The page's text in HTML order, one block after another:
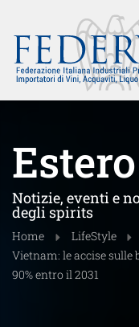
Estero
Notizie, eventi e
degli spirits
Home LifeStyle
Vietnam: le accise
90% entro il 2031